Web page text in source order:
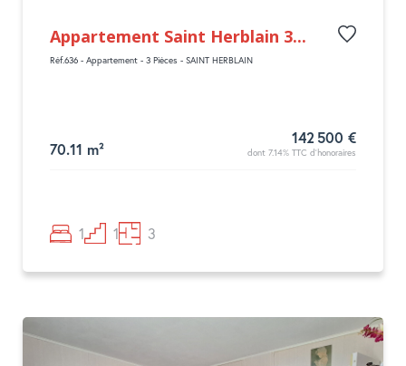
Appartement Saint Herblain 3...
Réf.636 - Appartement - 3 Pièces - SAINT HERBLAIN
70.11 m²
142 500 €
dont 7.14% TTC d'honoraires
1 1 3